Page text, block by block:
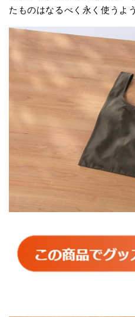
たものはなるべく永く使うよ